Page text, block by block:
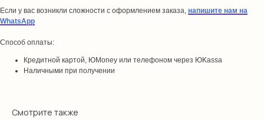
Если у вас возникли сложности с оформлением заказа, напишите нам на
WhatsApp
Способ оплаты:
Кредитной картой, ЮMoney или телефоном через ЮKassa
Наличными при получении
Смотрите также